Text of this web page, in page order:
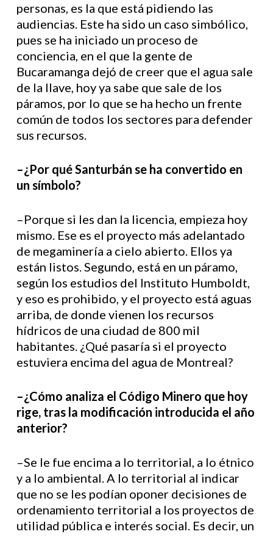
personas, es la que está pidiendo las
audiencias. Este ha sido un caso simbólico,
pues se ha iniciado un proceso de
conciencia, en el que la gente de
Bucaramanga dejó de creer que el agua sale
de la llave, hoy ya sabe que sale de los
páramos, por lo que se ha hecho un frente
común de todos los sectores para defender
sus recursos.
–¿Por qué Santurbán se ha convertido en
un símbolo?
–Porque si les dan la licencia, empieza hoy
mismo. Ese es el proyecto más adelantado
de megaminería a cielo abierto. Ellos ya
están listos. Segundo, está en un páramo,
según los estudios del Instituto Humboldt,
y eso es prohibido, y el proyecto está aguas
arriba, de donde vienen los recursos
hídricos de una ciudad de 800 mil
habitantes. ¿Qué pasaría si el proyecto
estuviera encima del agua de Montreal?
–¿Cómo analiza el Código Minero que hoy
rige, tras la modificación introducida el año
anterior?
–Se le fue encima a lo territorial, a lo étnico
y a lo ambiental. A lo territorial al indicar
que no se les podían oponer decisiones de
ordenamiento territorial a los proyectos de
utilidad pública e interés social. Es decir, un